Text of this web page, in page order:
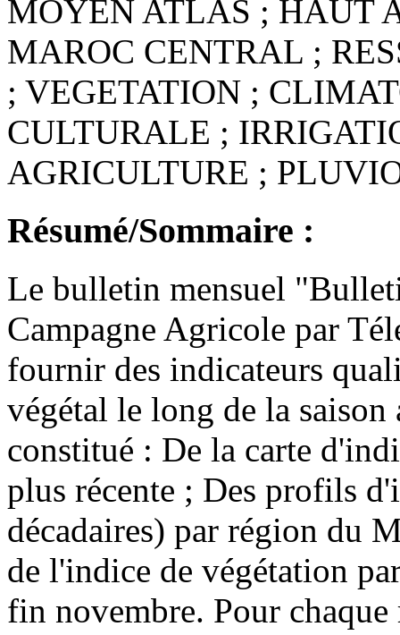
MOYEN ATLAS ; HAUT
MAROC CENTRAL ;
; VEGETATION ;
CULTURALE ;
AGRICULTURE ;
Résumé/Sommaire :
Le bulletin mensuel
Campagne Agricole par
fournir des indicateurs
végétal le long de la
constitué : De la carte
plus récente ; Des profils
décadaires) par région du
de l'indice de végétation
fin novembre. Pour